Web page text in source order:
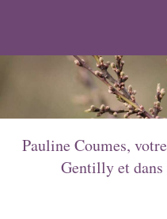
Pauline Coumes,
Gentilly et dans